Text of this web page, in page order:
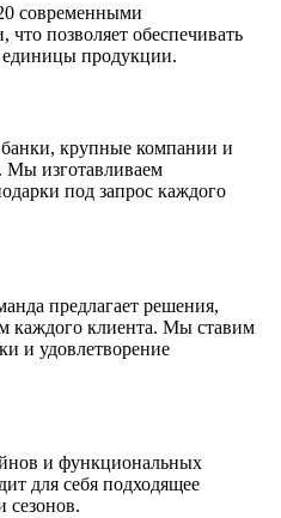
современными
позволяет обеспечивать
единицы продукции.
крупные компании и
Мы изготавливаем
под запрос каждого
предлагает решения,
каждого клиента. Мы ставим
и удовлетворение
и функциональных
для себя подходящее
сезонов.